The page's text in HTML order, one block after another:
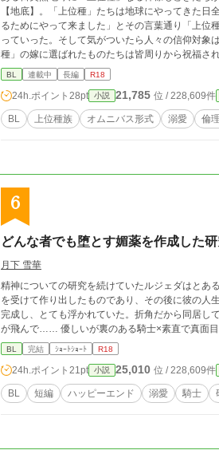
【地底】。「上位種」たちは地球にやってきた
るためにやって来ました」とその言葉通り「上位
っていった。そして気がついたら人々の信仰対象
種」の嫁に選ばれたものたちは皆周りから祝福され幸福になると 毎日朝11時中と夜11時中に更新しま
す。 投稿再開いたしました。
BL 連載中 長編 R18
24h.ポイント 28pt 小説 21,785 位 / 228,609件
BL 上位種族 オムニバス形式 溺愛 倫
6
どんな者でも堕とす媚薬を作成した
月下 雪華
精神についての研究を続けていたルジェダはとあ
を受けて作り出したものであり、その後に彼の人
完成し、とても浮かれていた。折角だから同居し
が飛んで…… 優しいが裏のある騎士×素直で真
BL 完結 ｼｮｰﾄｼｮｰﾄ R18
24h.ポイント 21pt 小説 25,010 位 / 228,609件
BL 短編 ハッピーエンド 溺愛 騎士